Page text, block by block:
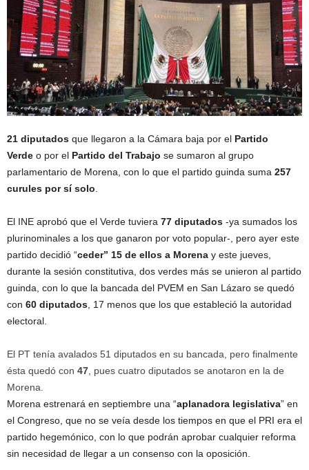
21 diputados que llegaron a la Cámara baja por el Partido
Verde o por el Partido del Trabajo se sumaron al grupo
parlamentario de Morena, con lo que el partido guinda suma 257
curules por sí solo
El INE aprobó que el Verde tuviera 77 diputados -ya sumados los
plurinominales a los que ganaron por voto popular-, pero ayer este
partido decidió “ceder” 15 de ellos a Morena y este jueves,
durante la sesión constitutiva, dos verdes más se unieron al partido
guinda, con lo que la bancada del PVEM en San Lázaro se quedó
con 60 diputados , 17 menos que los que estableció la autoridad
electoral.
El PT tenía avalados 51 diputados en su bancada, pero finalmente
ésta quedó con 47 , pues cuatro diputados se anotaron en la de
Morena.
Morena estrenará en septiembre una “aplanadora legislativa” en
el Congreso, que no se veía desde los tiempos en que el PRI era el
partido hegemónico, con lo que podrán aprobar cualquier reforma
sin necesidad de llegar a un consenso con la oposición.